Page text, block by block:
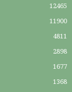
12465
11900
4811
2898
1677
1368